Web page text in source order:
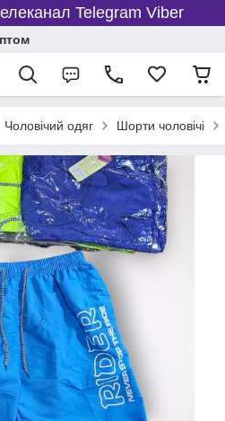
Telegram Viber
Чоловічий одяг Шорти чоловічі